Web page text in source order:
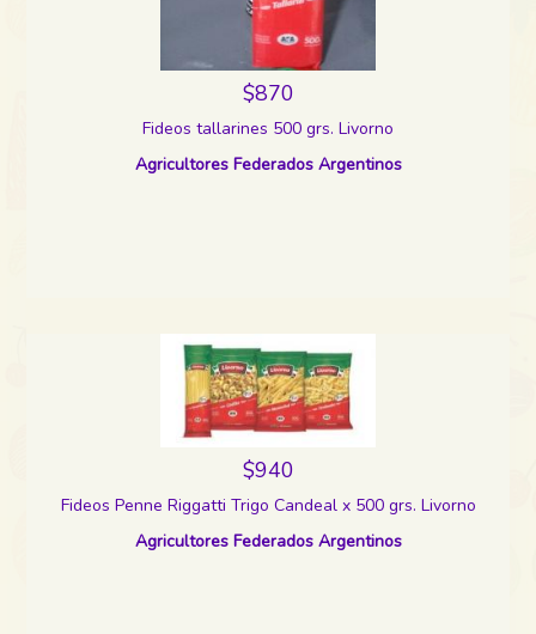
$870
Fideos tallarines 500 grs. Livorno
Agricultores Federados Argentinos
$940
Fideos Penne Riggatti Trigo Candeal x 500 grs. Livorno
Agricultores Federados Argentinos